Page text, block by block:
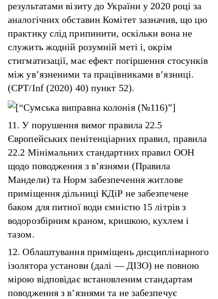
результатами візиту до України у 2020 році за
аналогічних обставин Комітет зазначив, що цю
практику слід припинити, оскільки вона не
служить жодній розумній меті і, окрім
стигматизації, має ефект погіршення стосунків
між ув’язненими та працівниками в’язниці.
(CPT/Inf (2020) 40) пункт 52).
11. У порушення вимог правила 22.5
Європейських пенітенціарних правил, правила
22.2 Мінімальних стандартних правил ООН
щодо поводження з в’язнями (Правила
Мандели) та Норм забезпечення житлове
приміщення дільниці КДіР не забезпечене
баком для питної води ємністю 15 літрів з
водорозбірним краном, кришкою, кухлем і
тазом.
12. Облаштування приміщень дисциплінарного
ізолятора установи (далі — ДІЗО) не повною
мірою відповідає встановленим стандартам
поводження з в’язнями та не забезпечує